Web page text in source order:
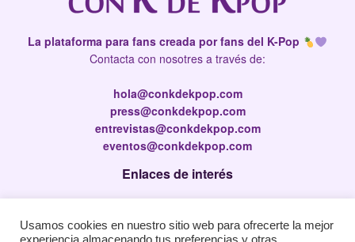
La plataforma para fans creada por fans del K-Pop
Contacta con nosotres a través de:
hola@conkdekpop.com
press@conkdekpop.com
entrevistas@conkdekpop.com
eventos@conkdekpop.com
Enlaces de interés
Política de privacidad
Usamos cookies en nuestro sitio web para ofrecerte la mejor